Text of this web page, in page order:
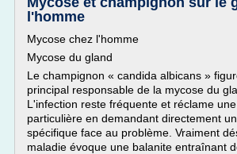
l'homme
Mycose chez l'homme
Mycose du gland
Le champignon « candida albicans »
principal responsable de la mycose du
L'infection reste fréquente et réclame
particulière en demandant directement
spécifique face au problème. Vraiment
maladie évoque une balanite entraînant